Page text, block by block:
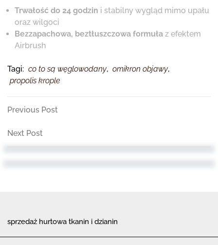
Trwałość do 24 godzin i stabilny wygląd mimo upału
oraz wilgoci
Bezzapachowa, beztłuszczowa formuła z efektem
Airbrush
Tagi: co to są węglowodany, omikron objawy,
propolis krople
Nawigacja
wpisu
Previous
Previous Post
Next
Post
Next Post
sprzedaż hurtowa tkanin i dzianin